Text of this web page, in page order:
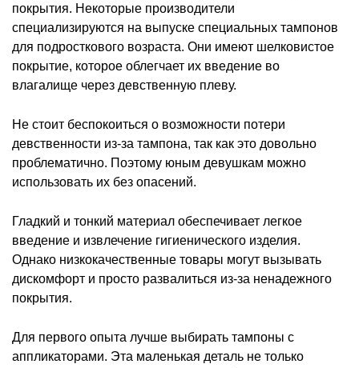
покрытия. Некоторые производители
специализируются на выпуске специальных тампонов
для подросткового возраста. Они имеют шелковистое
покрытие, которое облегчает их введение во
влагалище через девственную плеву.
Не стоит беспокоиться о возможности потери
девственности из-за тампона, так как это довольно
проблематично. Поэтому юным девушкам можно
использовать их без опасений.
Гладкий и тонкий материал обеспечивает легкое
введение и извлечение гигиенического изделия.
Однако низкокачественные товары могут вызывать
дискомфорт и просто развалиться из-за ненадежного
покрытия.
Для первого опыта лучше выбирать тампоны с
аппликаторами. Эта маленькая деталь не только